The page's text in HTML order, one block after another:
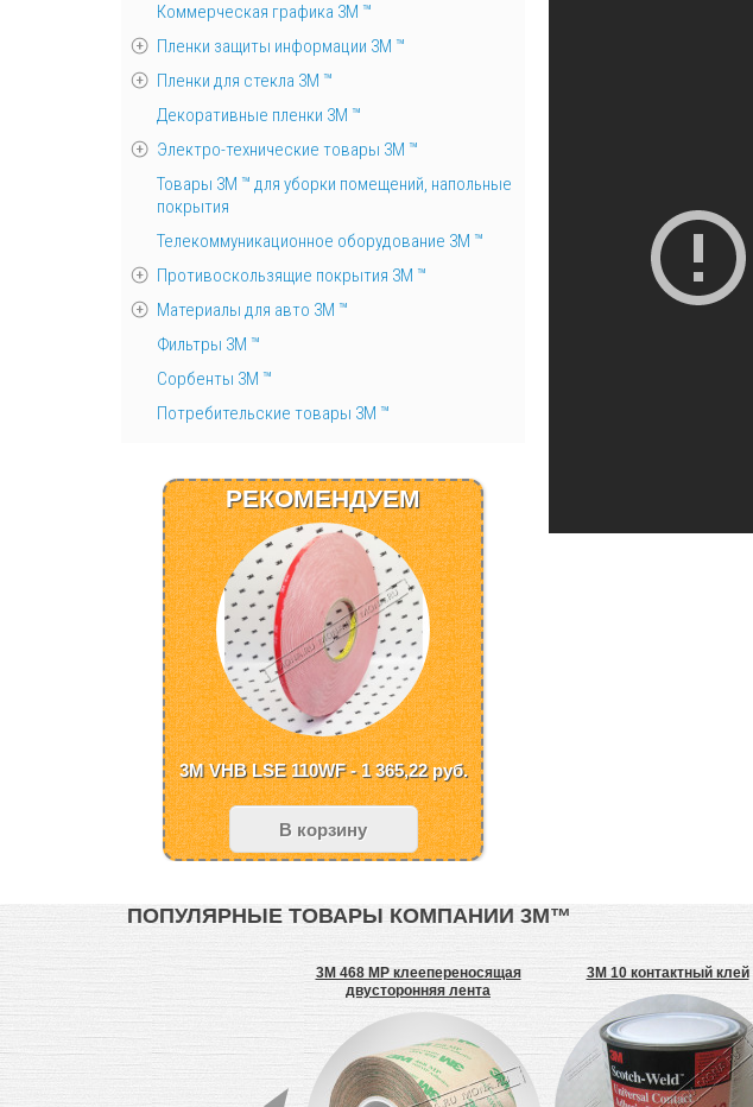
Коммерческая графика 3М ™
Пленки защиты информации 3М ™
Пленки для стекла 3М ™
Декоративные пленки 3М ™
Электро-технические товары 3М ™
Товары 3М ™ для уборки помещений, напольные
покрытия
Телекоммуникационное оборудование 3М ™
Противоскользящие покрытия 3М ™
Материалы для авто 3М ™
Фильтры 3М ™
Сорбенты 3М ™
Потребительские товары 3М ™
РЕКОМЕНДУЕМ
3M VHB LSE 110WF - 1 365,22руб.
В корзину
ПОПУЛЯРНЫЕ ТОВАРЫ КОМПАНИИ 3М™
3M 468 MP клеепереносящая
двусторонняя лента
3M 10 контактный клей